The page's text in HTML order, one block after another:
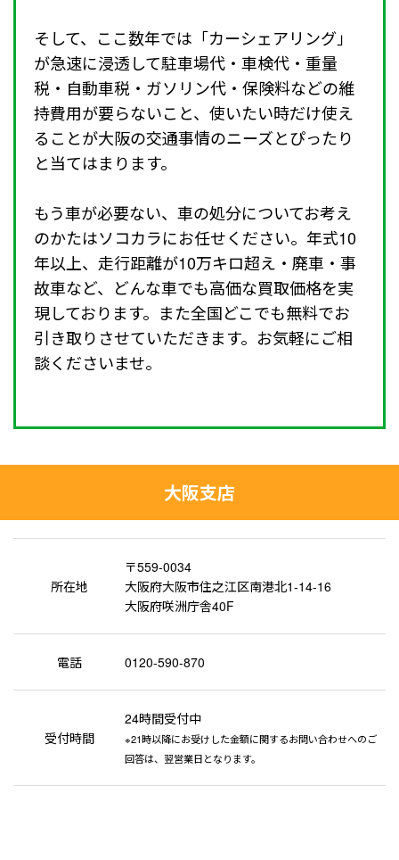
そして、ここ数年では「カーシェアリング」
が急速に浸透して駐車場代・車検代・重量
税・自動車税・ガソリン代・保険料などの維
持費用が要らないこと、使いたい時だけ使え
ることが大阪の交通事情のニーズとぴったり
と当てはまります。
もう車が必要ない、車の処分についてお考え
のかたはソコカラにお任せください。年式10
年以上、走行距離が10万キロ超え・廃車・事
故車など、どんな車でも高価な買取価格を実
現しております。また全国どこでも無料でお
引き取りさせていただきます。お気軽にご相
談くださいませ。
大阪支店
所在地
〒559-0034
大阪府大阪市住之江区南港北1-14-16
大阪府咲洲庁舎40F
電話 0120-590-870
受付時間
24時間受付中
※21時以降にお受けした金額に関するお問い合わせへのご
回答は、翌営業日となります。